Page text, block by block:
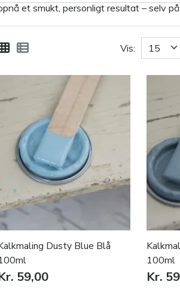
et smukt, personligt resultat – selv
Vis:
Dusty Blue Blå
59,00
100ml
Kr.